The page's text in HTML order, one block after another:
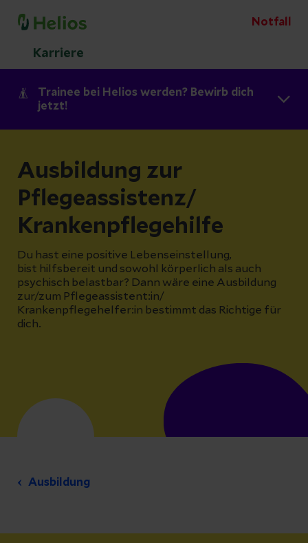
Notfall
Karriere
Trainee bei Helios werden? Bewirb dich
jetzt!
Ausbildung zur
Pflegeassistenz/
Krankenpflegehilfe
Du hast eine positive Lebenseinstellung,
bist hilfsbereit und sowohl körperlich als auch
psychisch belastbar? Dann wäre eine Ausbildung
zur/zum Pflegeassistent:in/
Krankenpflegehelfer:in bestimmt das Richtige für
dich.
Ausbildung